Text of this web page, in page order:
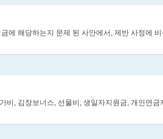
에 해당하는지 문제 된 사안에서, 제반 사정
비, 김장보너스, 선물비, 생일자지원금, 개인